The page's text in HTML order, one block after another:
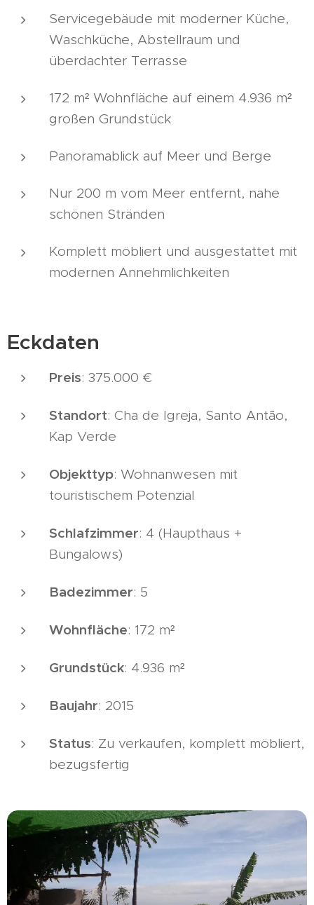
Servicegebäude mit moderner Küche,
Waschküche, Abstellraum und
überdachter Terrasse
172 m² Wohnfläche auf einem 4.936 m²
großen Grundstück
Panoramablick auf Meer und Berge
Nur 200 m vom Meer entfernt, nahe
schönen Stränden
Komplett möbliert und ausgestattet mit
modernen Annehmlichkeiten
Eckdaten
Preis: 375.000 €
Standort: Cha de Igreja, Santo Antão,
Kap Verde
Objekttyp: Wohnanwesen mit
touristischem Potenzial
Schlafzimmer: 4 (Haupthaus +
Bungalows)
Badezimmer: 5
Wohnfläche: 172 m²
Grundstück: 4.936 m²
Baujahr: 2015
Status: Zu verkaufen, komplett möbliert,
bezugsfertig